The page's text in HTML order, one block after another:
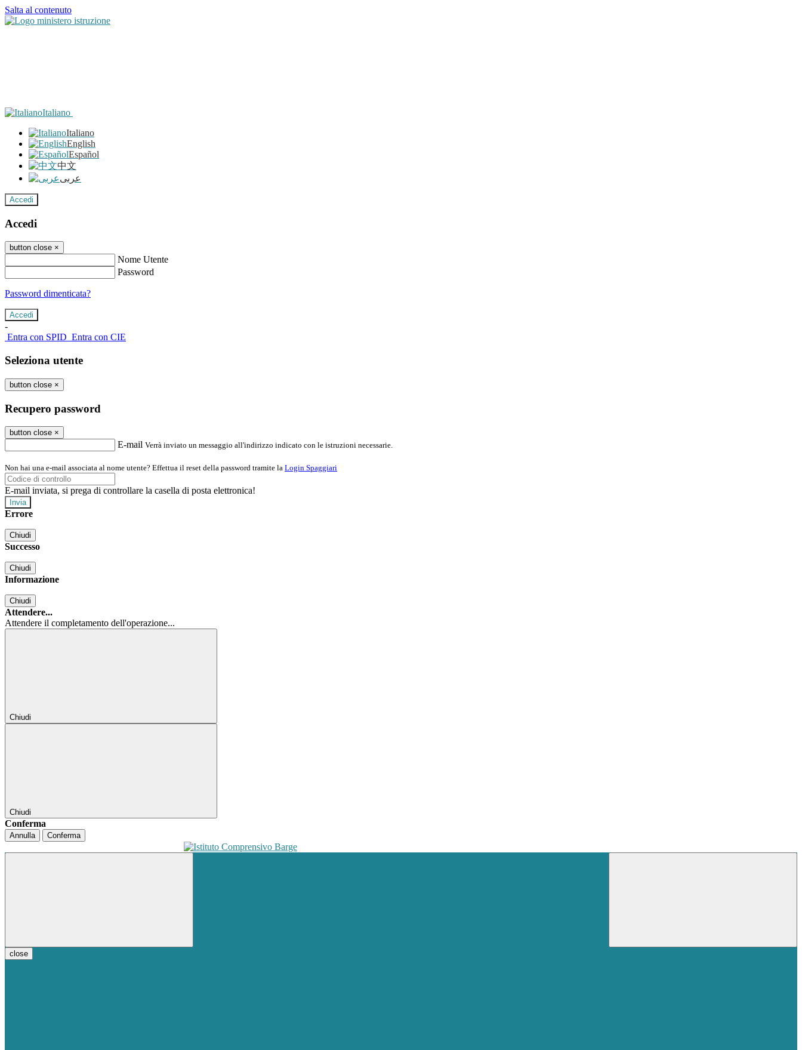
Salta al contenuto
Italiano
Italiano
English
Español
中文
عربى
Accedi
Accedi
button close ×
Nome Utente
Password
Password dimenticata?
-
Entra con SPID Entra con CIE
Seleziona utente
button close ×
Recupero password
button close ×
E-mail Verrà inviato un messaggio all'indirizzo indicato con le istruzioni necessarie.
Non hai una e-mail associata al nome utente? Effettua il reset della password tramite la Login Spaggiari
E-mail inviata, si prega di controllare la casella di posta elettronica!
Errore
Chiudi
Successo
Chiudi
Informazione
Chiudi
Attendere...
Attendere il completamento dell'operazione...
Chiudi
Chiudi
Conferma
Annulla Conferma
close